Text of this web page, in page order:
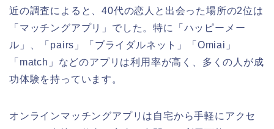
近の調査によると、40代の恋人と出会った場所の2位は
「マッチングアプリ」でした。特に「ハッピーメー
ル」、「pairs」「ブライダルネット」「Omiai」
「match」などのアプリは利用率が高く、多くの人が成
功体験を持っています。
オンラインマッチングアプリは自宅から手軽にアクセ